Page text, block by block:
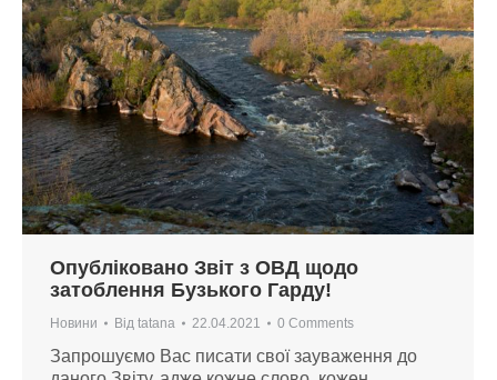
Опубліковано Звіт з ОВД щодо
затоблення Бузького Гарду!
Новини Від tatana 22.04.2021 0 Comments
Запрошуємо Вас писати свої зауваження до